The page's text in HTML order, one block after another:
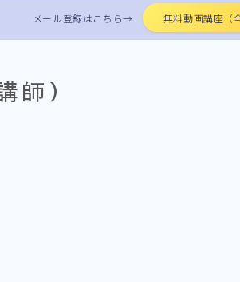
メール登録はこちら→ 無料動画講座（
師）